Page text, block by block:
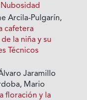
Nubosidad
Arcila-Pulgarín,
cafetera
la niña y su
Técnicos
Jaramillo
Mario
floración y la